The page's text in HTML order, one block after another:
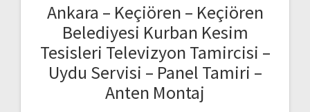
Ankara – Keçiören – Keçiören
Belediyesi Kurban Kesim
Tesisleri Televizyon Tamircisi –
Uydu Servisi – Panel Tamiri –
Anten Montaj